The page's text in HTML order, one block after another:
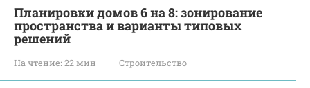
Планировки домов 6 на 8: зонирование
пространства и варианты типовых
решений
На чтение: 22 мин Строительство